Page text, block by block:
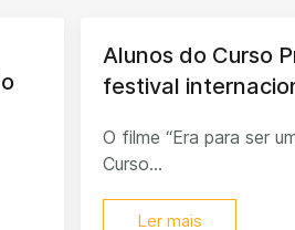
Alunos do Curso
festival
O filme “Era para ser
Curso...
Ler mais